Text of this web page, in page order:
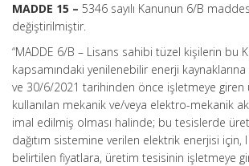
MADDE 15 – 5346 sayılı Kanunun 6/B
değiştirilmiştir.
“MADDE 6/B – Lisans sahibi tüzel kişilerin bu
kapsamındaki yenilenebilir enerji kaynaklarına
ve 30/6/2021 tarihinden önce işletmeye
kullanılan mekanik ve/veya elektro-mekanik
imal edilmiş olması halinde; bu tesislerde
dağıtım sistemine verilen elektrik enerjisi için, I
belirtilen fiyatlara, üretim tesisinin işletmeye